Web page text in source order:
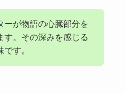
ーが物語の心臓部分を
す。その深みを感じる
す。